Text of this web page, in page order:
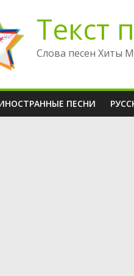
Текст
Слова песен Хиты
ПЕСНИ